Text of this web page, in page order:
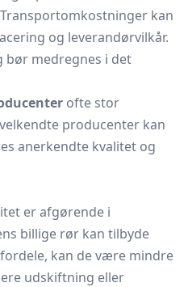
kan
og leverandørvilkår.
bør medregnes i det
ofte stor
producenter kan
anerkendte kvalitet og
er afgørende i
billige rør kan tilbyde
kan de være mindre
udskiftning eller